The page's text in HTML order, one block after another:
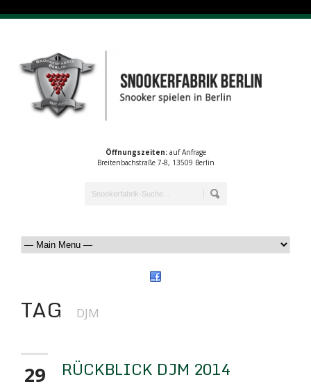
Öffnungszeiten:auf Anfrage
Breitenbachstraße 7-8, 13509 Berlin
TAG DJM
29 RÜCKBLICK DJM 2014